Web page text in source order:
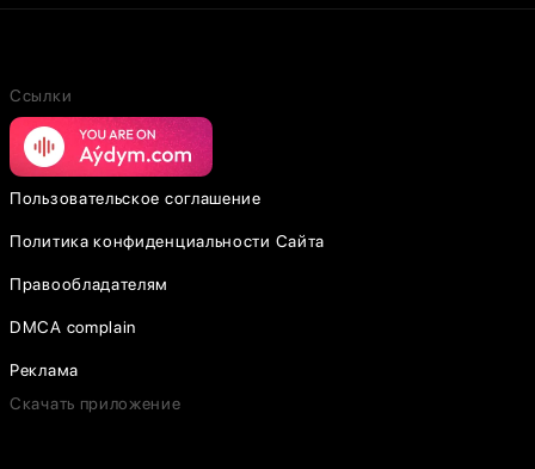
Ссылки
Пользовательское соглашение
Политика конфиденциальности Сайта
Правообладателям
DMCA complain
Реклама
Скачать приложение